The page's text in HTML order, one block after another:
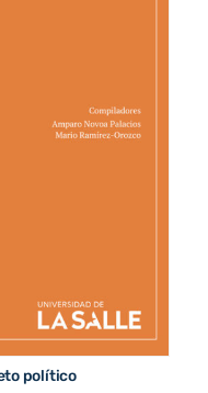
político